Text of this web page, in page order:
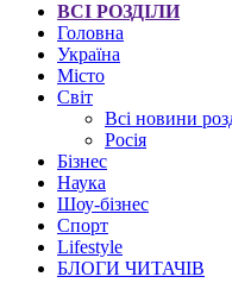
ВСІ РОЗДІЛИ
Головна
Україна
Місто
Світ
Всі новини
Росія
Бізнес
Наука
Шоу-бізнес
Спорт
Lifestyle
БЛОГИ ЧИТАЧІВ